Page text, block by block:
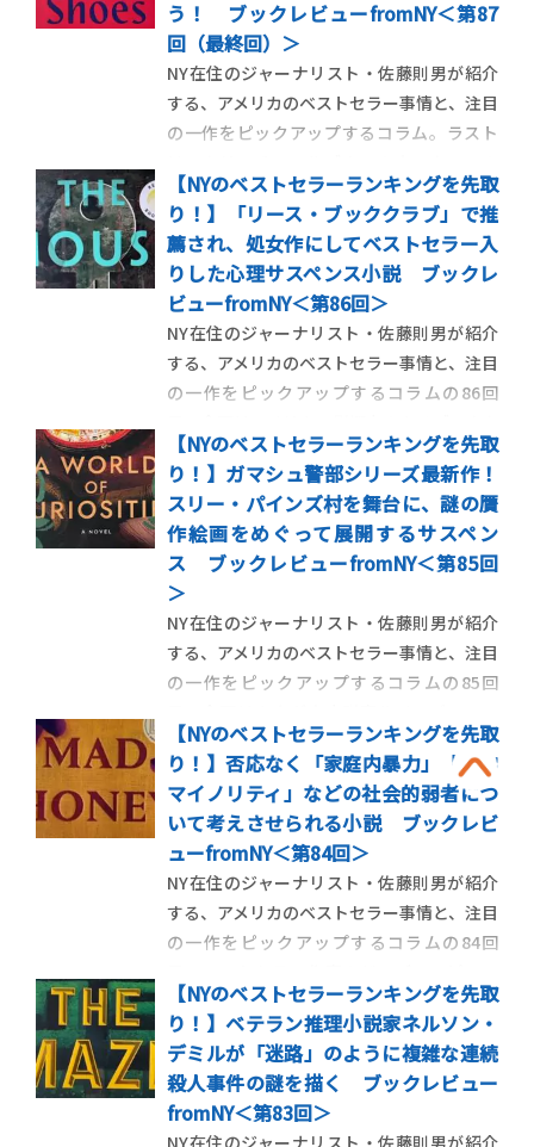
う！ ブックレビューfromNY＜第87
回（最終回）＞
NY在住のジャーナリスト・佐藤則男が紹介
する、アメリカのベストセラー事情と、注目
の一作をピックアップするコラム。ラスト
ハイヒールを軸に、女性たちの絆とパワー
を描く、ジョジョ・モイーズの最新作を紹
介します。 ＜第87回＞二人の女性の運命を
変えた赤いクロコのハイヒー […]
【NYのベストセラーランキングを先取
り！】「リース・ブッククラブ」で推
薦され、処女作にしてベストセラー入
りした心理サスペンス小説 ブックレ
ビューfromNY＜第86回＞
NY在住のジャーナリスト・佐藤則男が紹介
する、アメリカのベストセラー事情と、注目
の一作をピックアップするコラムの86回
ラブで取り上げられて話題となった、若い
女性の突然死動画からストーリーがはじま
るアナ・レイエズの処女小説を紹介しま
す。 ＜第86回＞7年前に別れ […]
【NYのベストセラーランキングを先取
り！】ガマシュ警部シリーズ最新作！
スリー・パインズ村を舞台に、謎の贋
作絵画をめぐって展開するサスペン
ス ブックレビューfromNY＜第85回
＞
NY在住のジャーナリスト・佐藤則男が紹介
する、アメリカのベストセラー事情と、注目
の一作をピックアップするコラムの85回
ーの代表作、ケベック州警察の警部アルマ
ン・ガマシュを主人公とする推理小説シリ
ーズの最新作を紹介します。 ＜第85回＞
「謎の贋作絵画」をめぐって展 […]
【NYのベストセラーランキングを先取
り！】否応なく「家庭内暴力」「性的
マイノリティ」などの社会的弱者につ
いて考えさせられる小説 ブックレビ
ューfromNY＜第84回＞
NY在住のジャーナリスト・佐藤則男が紹介
する、アメリカのベストセラー事情と、注目
の一作をピックアップするコラムの84回
と、性的マイノリティの人権擁護の活動家ジ
ェニファー・フィニィ・ボイランがタッグ
を組んで、重いテーマを描いた作品を紹介し
ます。 ＜第84回＞家庭内 […]
【NYのベストセラーランキングを先取
り！】ベテラン推理小説家ネルソン・
デミルが「迷路」のように複雑な連続
殺人事件の謎を描く ブックレビュー
fromNY＜第83回＞
NY在住のジャーナリスト・佐藤則男が紹介